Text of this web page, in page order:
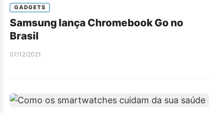
GADGETS
Samsung lança Chromebook Go no
Brasil
07/12/2021